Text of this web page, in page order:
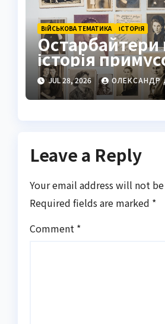
ВІЙСЬКОВА ТЕМАТИКА ІСТОРІЯ
Остарбайтери
історія
праці
JUL 28, 2026 ОЛЕКСАНДР
Leave a Reply
Your email address will not
Required fields are marked *
Comment *